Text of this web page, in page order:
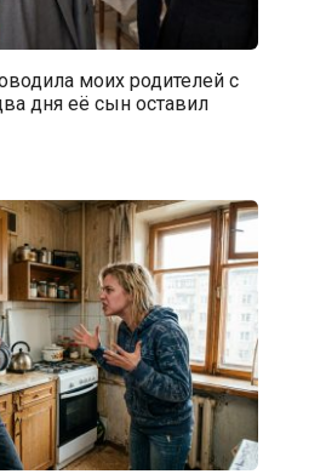
моих родителей с
дня её сын оставил